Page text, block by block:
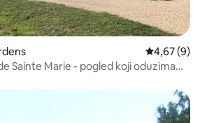
Prosječna
4,67 (9)
Sainte Marie - pogled koji oduzima